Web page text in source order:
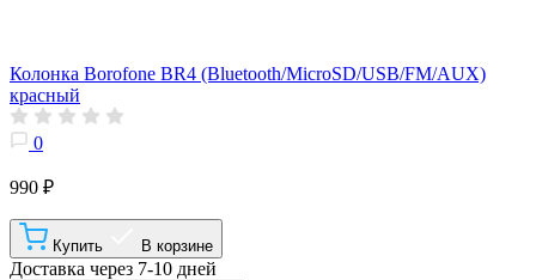
Колонка Borofone BR4 (Bluetooth/MicroSD/USB/FM/AUX)
красный
0
990 ₽
Купить В корзине
Доставка через 7-10 дней